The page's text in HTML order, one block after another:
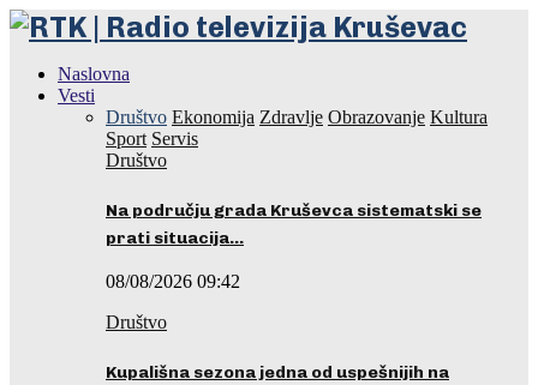
Naslovna
Vesti
Društvo Ekonomija Zdravlje Obrazovanje Kultura
Sport Servis
Društvo
Na području grada Kruševca sistematski se
prati situacija…
08/08/2026 09:42
Društvo
Kupališna sezona jedna od uspešnijih na